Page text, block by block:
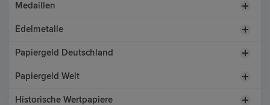
Medaillen
Edelmetalle
Papiergeld Deutschland
Papiergeld Welt
Historische Wertpapiere